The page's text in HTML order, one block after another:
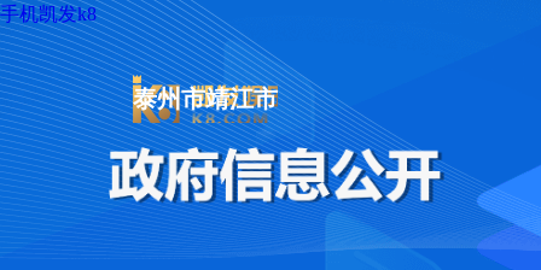
手机凯发k8
泰州市靖江市